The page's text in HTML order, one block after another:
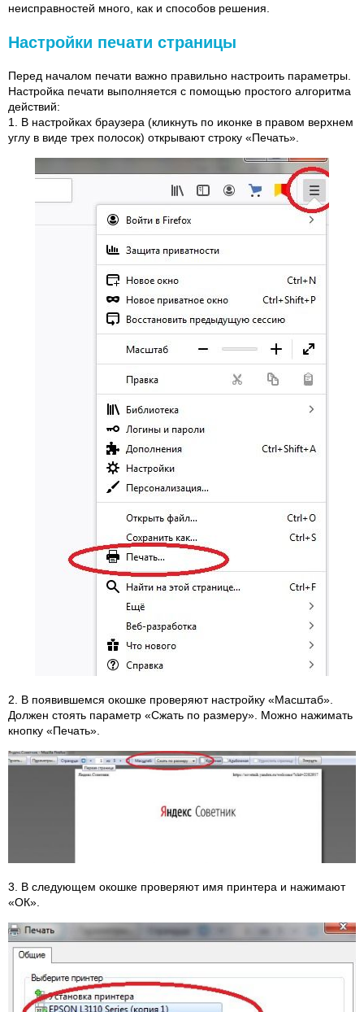
неисправностей много, как и способов решения.
Настройки печати страницы
Перед началом печати важно правильно настроить параметры.
Настройка печати выполняется с помощью простого алгоритма
действий:
1. В настройках браузера (кликнуть по иконке в правом верхнем
углу в виде трех полосок) открывают строку «Печать».
2. В появившемся окошке проверяют настройку «Масштаб».
Должен стоять параметр «Сжать по размеру». Можно нажимать
кнопку «Печать».
3. В следующем окошке проверяют имя принтера и нажимают
«ОК».